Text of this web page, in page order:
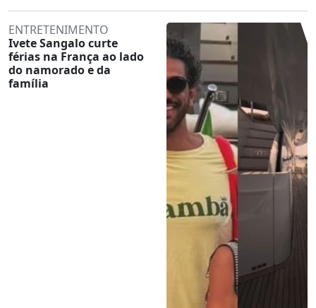
ENTRETENIMENTO
Ivete Sangalo curte
férias na França ao lado
do namorado e da
família